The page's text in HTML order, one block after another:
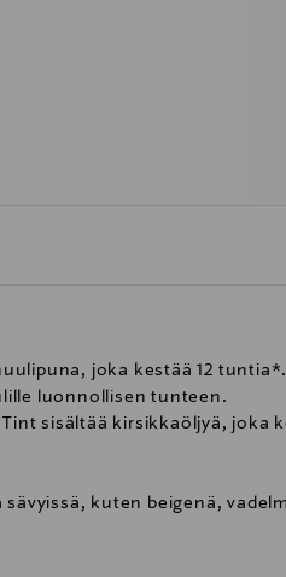
joka kestää 12
luonnollisen tunteen.
sisältää kirsikkaöljyä,
kuten beigenä,